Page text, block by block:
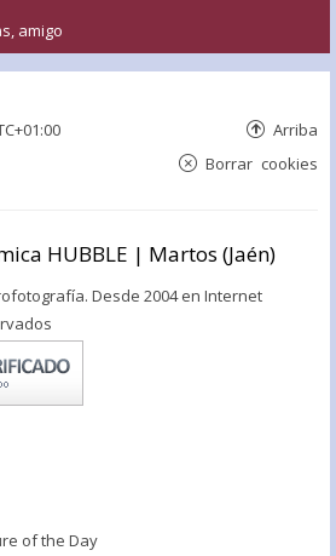
amigo
Arriba
Borrar cookies
HUBBLE | Martos (Jaén)
Desde 2004 en Internet
of the Day